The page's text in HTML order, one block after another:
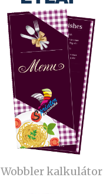
Wobbler kalkulátor